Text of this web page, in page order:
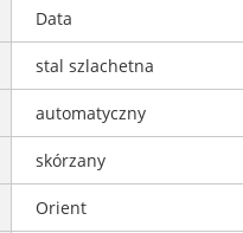
Data
stal szlachetna
automatyczny
skórzany
Orient